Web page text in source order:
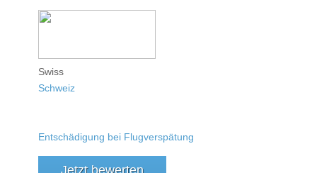
Swiss
Schweiz
Entschädigung bei Flugverspätung
Jetzt bewerten